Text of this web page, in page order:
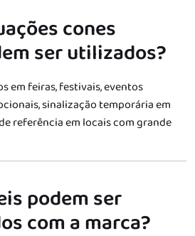
cones
ser utilizados?
em feiras, festivais, eventos
sinalização temporária em
referência em locais com grande
podem ser
com a marca?